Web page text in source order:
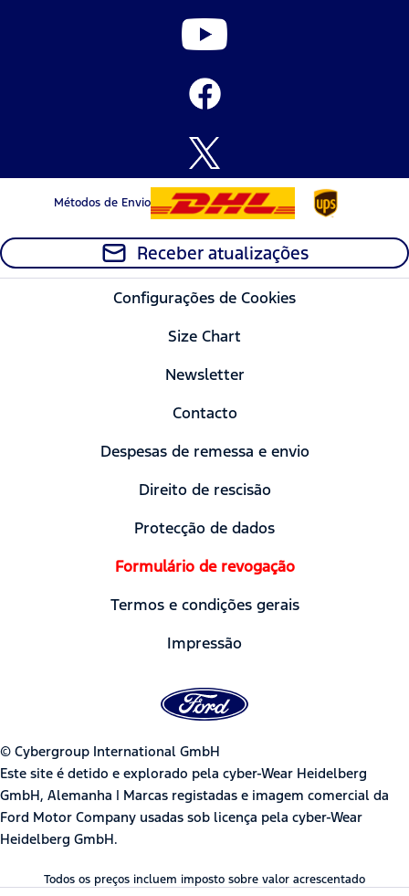
Métodos de Envio
Receber atualizações
Configurações de Cookies
Size Chart
Newsletter
Contacto
Despesas de remessa e envio
Direito de rescisão
Protecção de dados
Formulário de revogação
Termos e condições gerais
Impressão
© Cybergroup International GmbH
Este site é detido e explorado pela cyber-Wear Heidelberg
GmbH, Alemanha | Marcas registadas e imagem comercial da
Ford Motor Company usadas sob licença pela cyber-Wear
Heidelberg GmbH.
Todos os preços incluem imposto sobre valor acrescentado